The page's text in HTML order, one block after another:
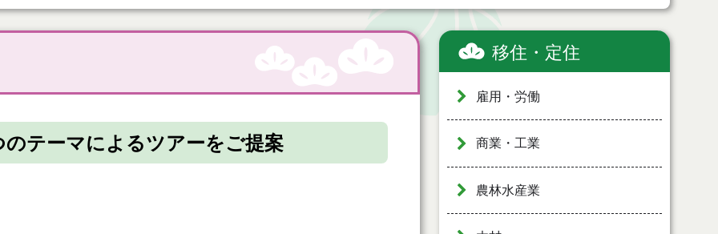
テーマによるツアーをご提案
移住・定住
雇用・労働
商業・工業
農林水産業